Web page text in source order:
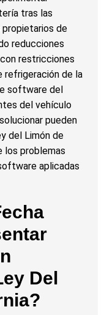
tras las
de
reducciones
restricciones
refrigeración de la
software del
del vehículo
pueden
del Limón de
los problemas
aplicadas
Del